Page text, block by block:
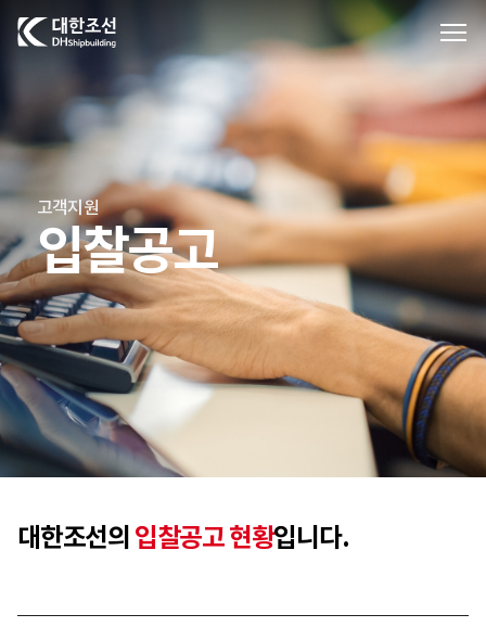
대한조선주식회사
고객지원
입찰공고
대한조선의 입찰공고 현황입니다.